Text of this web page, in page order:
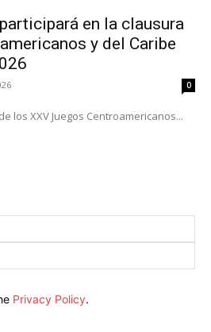
en la clausura
y del Caribe
0
los XXV Juegos Centroamericanos...
Privacy Policy.